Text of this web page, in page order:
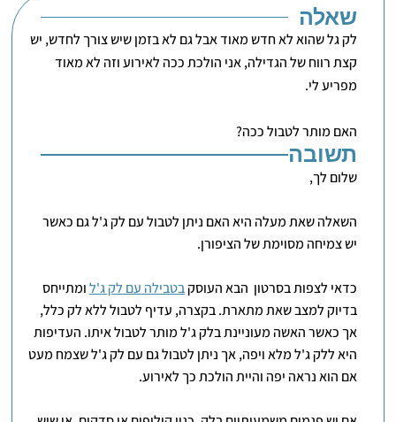
שאלה
לק גל שהוא לא חדש מאוד אבל גם לא בזמן שיש צורך לחדש, יש
קצת רווח של הגדילה, אני הולכת ככה לאירוע וזה לא מאוד
מפריע לי.
האם מותר לטבול ככה?
תשובה
שלום לך,
השאלה שאת מעלה היא האם ניתן לטבול עם לק ג'ל גם כאשר
יש צמיחה מסוימת של הציפורן.
כדאי לצפות בסרטון הבא העוסקבטבילה עם לק ג'לומתייחס
בדיוק למצב שאת מתארת. בקצרה, עדיף לטבול ללא לק כלל,
אך כאשר האשה מעוניינת בלק ג'ל מותר לטבול איתו. העדיפות
היא ללק ג'ל מלא ויפה, אך ניתן לטבול גם עם לק ג'ל שצמח מעט
אם הוא נראה יפה והיית הולכת כך לאירוע.